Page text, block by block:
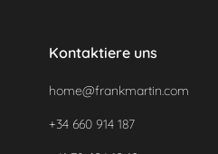
Kontaktiere uns
home@frankmartin.com
+34 660 914 187